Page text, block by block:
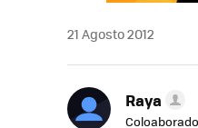
21 Agosto 2012
Raya